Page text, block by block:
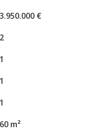
3.950.000 €
2
1
1
1
60 m²